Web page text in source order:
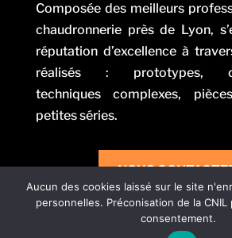
Composée des meilleurs
chaudronnerie près de Lyon,
réputation d’excellence à
réalisés : prototypes,
techniques complexes,
petites séries.
NOUS
Aucun des cookies laissé sur le site
personnelles. Préconisation de la
consentement.